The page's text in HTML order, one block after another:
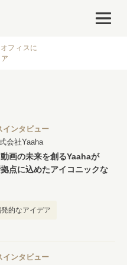
オフィス移転
フィスに
インタビュー
会社Yaaha
画の未来を創るYaahaが
点に込めたアイコニックな
的なアイデア
インタビュー